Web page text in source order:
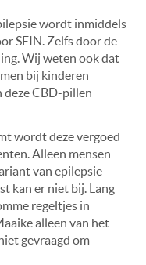
wordt inmiddels
SEIN. Zelfs door de
Wij weten ook dat
bij kinderen
deze CBD-pillen
wordt deze vergoed
Alleen mensen
van epilepsie
kan er niet bij. Lang
regeltjes in
alleen van het
gevraagd om